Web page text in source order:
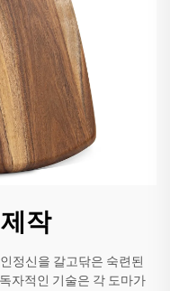
작
정신을 갈고닦은 숙련된
자적인 기술은 각 도마가